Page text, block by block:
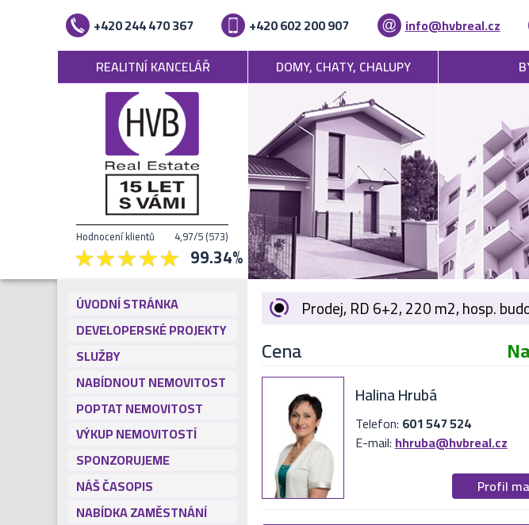
+420 244 470 367 +420 602 200 907 info@hvbreal.cz
REALITNÍ KANCELÁŘ
Hodnocení klientů 4,97/5(573)
99.34%
DOMY, CHATY, CHALUPY
ÚVODNÍ STRÁNKA
DEVELOPERSKÉ PROJEKTY
SLUŽBY
NABÍDNOUT NEMOVITOST
POPTAT NEMOVITOST
VÝKUP NEMOVITOSTÍ
SPONZORUJEME
NÁŠ ČASOPIS
NABÍDKA ZAMĚSTNÁNÍ
Prodej, RD 6+2, 220 m2, hosp.
Cena
Halina Hrubá
Telefon: 601 547 524
E-mail:hhruba@hvbreal.cz
Profil